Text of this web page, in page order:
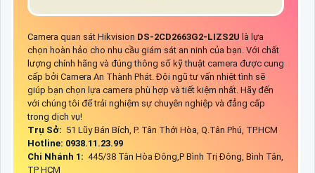
Camera quan sát Hikvision DS-2CD2663G2-LIZS2U là lựa
chọn hoàn hảo cho nhu cầu giám sát an ninh của bạn. Với chất
lượng chính hãng và đúng thông số kỹ thuật camera được cung
cấp bởi Camera An Thành Phát. Đội ngũ tư vấn nhiệt tình sẽ
giúp bạn chọn lựa camera phù hợp và tiết kiệm nhất. Hãy đến
với chúng tôi để trải nghiệm sự chuyên nghiệp và đẳng cấp
trong dịch vụ!
Trụ Sở: 51 Lũy Bán Bích, P. Tân Thới Hòa, Q.Tân Phú, TP.HCM
Hotline: 0938.11.23.99
Chi Nhánh 1: 445/38 Tân Hòa Đông,P Bình Trị Đông, Bình Tân,
TP HCM